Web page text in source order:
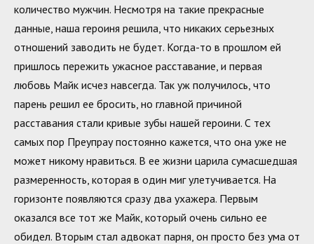
количество мужчин. Несмотря на такие прекрасные
данные, наша героиня решила, что никаких серьезных
отношений заводить не будет. Когда-то в прошлом ей
пришлось пережить ужасное расставание, и первая
любовь Майк исчез навсегда. Так уж получилось, что
парень решил ее бросить, но главной причиной
расставания стали кривые зубы нашей героини. С тех
самых пор Преупрау постоянно кажется, что она уже не
может никому нравиться. В ее жизни царила сумасшедшая
размеренность, которая в один миг улетучивается. На
горизонте появляются сразу два ухажера. Первым
оказался все тот же Майк, который очень сильно ее
обидел. Вторым стал адвокат парня, он просто без ума от